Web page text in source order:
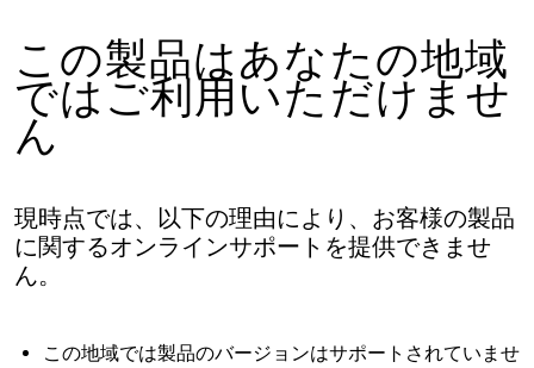
この製品はあなたの地域
ではご利用いただけませ
ん
現時点では、以下の理由により、お客様の製品
に関するオンラインサポートを提供できませ
ん。
この地域では製品のバージョンはサポートされていませ